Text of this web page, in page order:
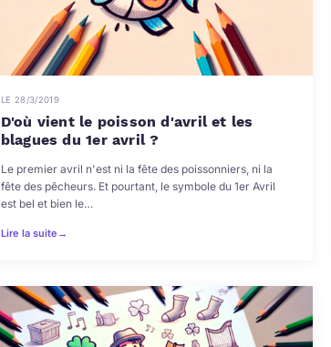
LE 28/3/2019
D'où vient le poisson d'avril et les
blagues du 1er avril ?
Le premier avril n'est ni la fête des poissonniers, ni la
fête des pêcheurs. Et pourtant, le symbole du 1er Avril
est bel et bien le…
Lire la suite →